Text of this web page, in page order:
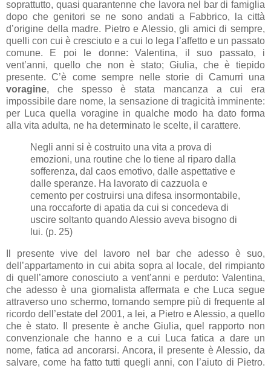
soprattutto, quasi quarantenne che lavora nel bar di famiglia
dopo che genitori se ne sono andati a Fabbrico, la città
d’origine della madre. Pietro e Alessio, gli amici di sempre,
quelli con cui è cresciuto e a cui lo lega l’affetto e un passato
comune. E poi le donne: Valentina, il suo passato, i
vent’anni, quello che non è stato; Giulia, che è tiepido
presente. C’è come sempre nelle storie di Camurri una
voragine, che spesso è stata mancanza a cui era
impossibile dare nome, la sensazione di tragicità imminente:
per Luca quella voragine in qualche modo ha dato forma
alla vita adulta, ne ha determinato le scelte, il carattere.
Negli anni si è costruito una vita a prova di
emozioni, una routine che lo tiene al riparo dalla
sofferenza, dal caos emotivo, dalle aspettative e
dalle speranze. Ha lavorato di cazzuola e
cemento per costruirsi una difesa insormontabile,
una roccaforte di apatia da cui si concedeva di
uscire soltanto quando Alessio aveva bisogno di
lui. (p. 25)
Il presente vive del lavoro nel bar che adesso è suo,
dell’appartamento in cui abita sopra al locale, del rimpianto
di quell’amore conosciuto a vent’anni e perduto: Valentina,
che adesso è una giornalista affermata e che Luca segue
attraverso uno schermo, tornando sempre più di frequente al
ricordo dell’estate del 2001, a lei, a Pietro e Alessio, a quello
che è stato. Il presente è anche Giulia, quel rapporto non
convenzionale che hanno e a cui Luca fatica a dare un
nome, fatica ad ancorarsi. Ancora, il presente è Alessio, da
salvare, come ha fatto tutti quegli anni, con l’aiuto di Pietro.